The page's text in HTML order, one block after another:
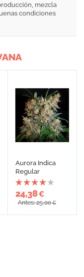
mezcla
condiciones
Aurora Indica
Regular
24,38€
Antes: 25,00€